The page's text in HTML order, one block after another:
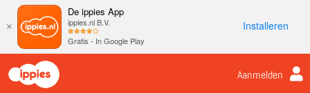
×
De ippies App
ippies.nl B.V.
Gratis - In Google Play
Installeren
Aanmelden